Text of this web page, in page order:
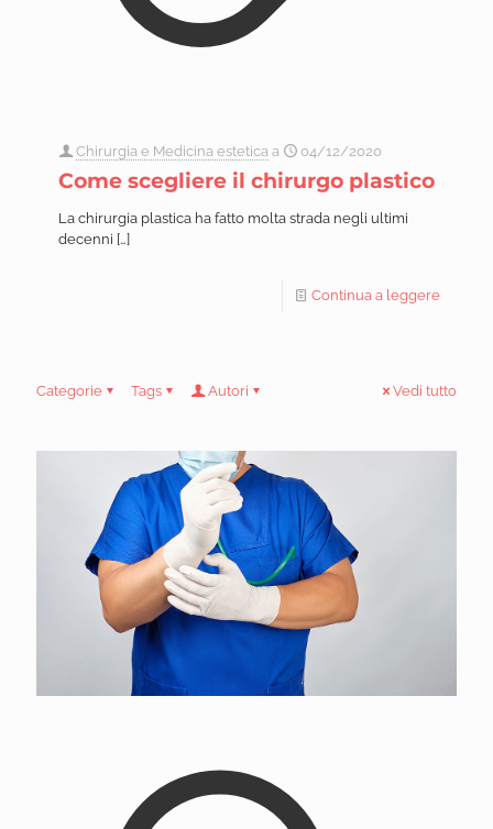
Chirurgia e Medicina estetica a 04/12/2020
Come scegliere il chirurgo plastico
La chirurgia plastica ha fatto molta strada negli ultimi
decenni […]
Continua a leggere
Categorie Tags Autori Vedi tutto